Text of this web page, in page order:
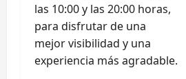
las 10:00 y las 20:00 horas,
para disfrutar de una
mejor visibilidad y una
experiencia más agradable.